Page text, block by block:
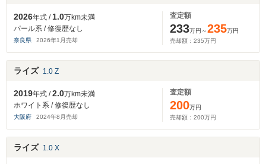
2026年式 /1.0万km未満
パール系 / 修復歴なし
奈良県 2026年1 月売却
査定額
233万円～235万円
売却額： 235万円
ライズ 1.0 Z
2019年式 /2.0万km未満
ホワイト系 / 修復歴なし
大阪府 2024年8 月売却
査定額
200万円
売却額： 200万円
ライズ 1.0 X